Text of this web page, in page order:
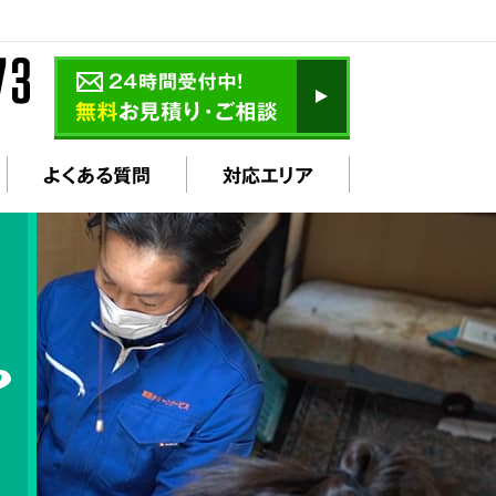
よくある質問 対応エリア